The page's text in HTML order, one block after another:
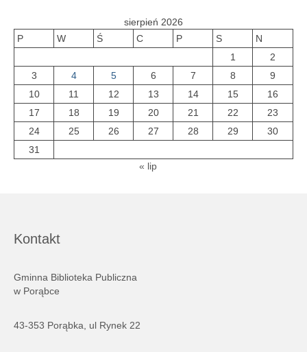
Misja
Internet
Kontakt
Dane kontaktowe
sierpień 2026
P
W Ś C P S
N
1
2
3
4 5 6 7 8
9
10
11 12 13 14 15
16
17
18 19 20 21 22
23
24
25 26 27 28 29
30
31
« lip
Kontakt
Gminna Biblioteka Publiczna
w Porąbce
43-353 Porąbka, ul Rynek 22